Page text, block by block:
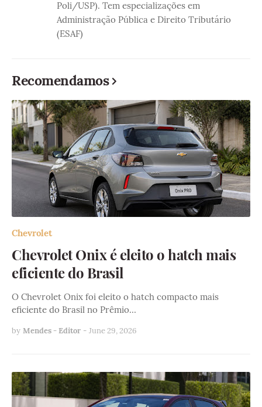
Poli/USP). Tem especializações em
Administração Pública e Direito Tributário
(ESAF)
Recomendamos
Chevrolet
Chevrolet Onix é eleito o hatch mais
eficiente do Brasil
O Chevrolet Onix foi eleito o hatch compacto mais
eficiente do Brasil no Prêmio…
by Mendes - Editor - June 29, 2026